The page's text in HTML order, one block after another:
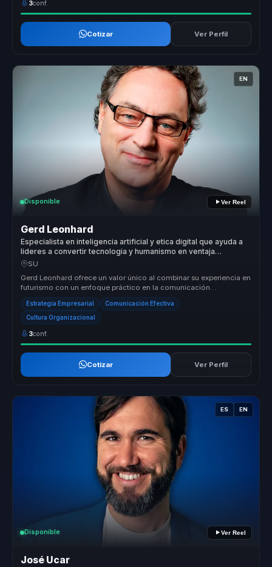
3conf.
Cotizar Ver Perfil
EN
Disponible Ver Reel
Gerd Leonhard
Especialista en inteligencia artificial y etica digital que ayuda a
lideres a convertir tecnologia y humanismo en ventaja
competitiva y comunicacion clara.
SU
Gerd Leonhard ofrece un valor único al combinar su experiencia en
futurismo con un enfoque práctico en la comunicación
organizacional. Su...
Estrategia Empresarial Comunicación Efectiva
Cultura Organizacional
3conf.
Cotizar Ver Perfil
ES EN
Disponible Ver Reel
José Ucar